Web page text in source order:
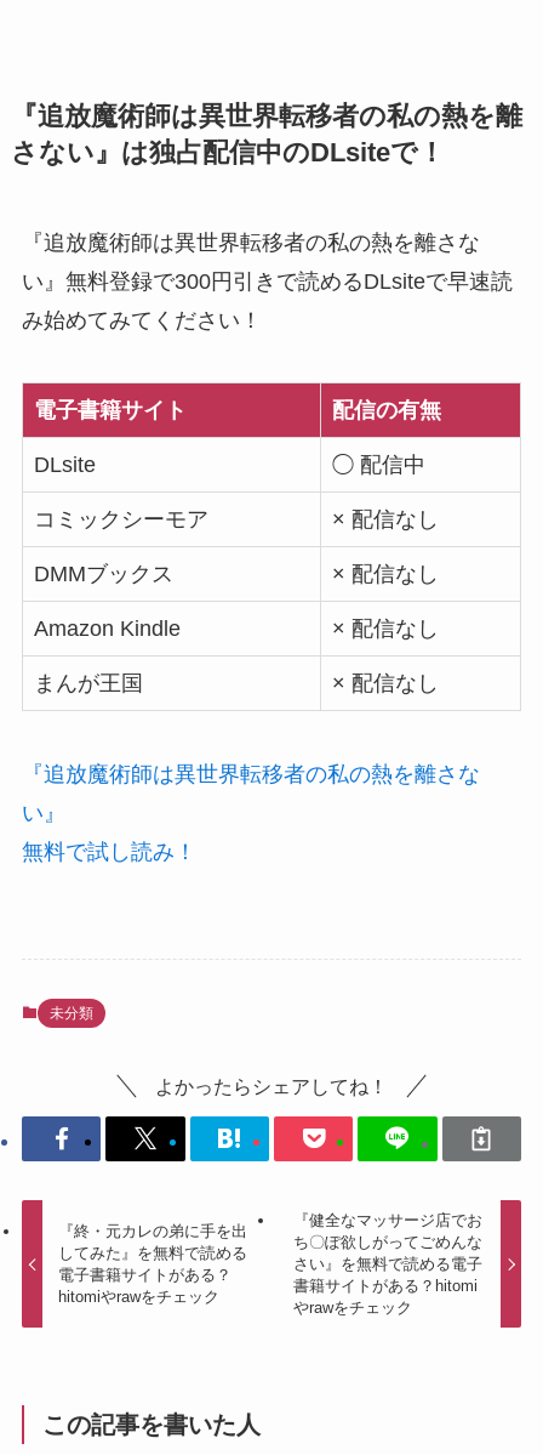
『追放魔術師は異世界転移者の私の熱を離
さない』は独占配信中のDLsiteで！
『追放魔術師は異世界転移者の私の熱を離さな
い』無料登録で300円引きで読めるDLsiteで早速読
み始めてみてください！
電子書籍サイト 配信の有無
DLsite ◯ 配信中
コミックシーモア × 配信なし
DMMブックス × 配信なし
Amazon Kindle × 配信なし
まんが王国 × 配信なし
『追放魔術師は異世界転移者の私の熱を離さな
い』
無料で試し読み！
未分類
よかったらシェアしてね！
『終・元カレの弟に手を出
してみた』を無料で読める
電子書籍サイトがある？
hitomiやrawをチェック
『健全なマッサージ店でお
ち〇ぽ欲しがってごめんな
さい』を無料で読める電子
書籍サイトがある？hitomi
やrawをチェック
この記事を書いた人